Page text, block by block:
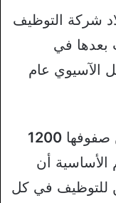
شركة التوظيف
بعدها في
الآسيوي عام
1200
أن
للتوظيف في كل